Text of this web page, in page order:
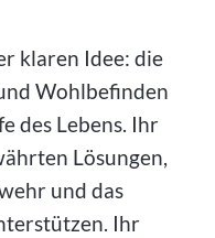
klaren Idee: die
Wohlbefinden
des Lebens. Ihr
Lösungen,
und das
Ihr